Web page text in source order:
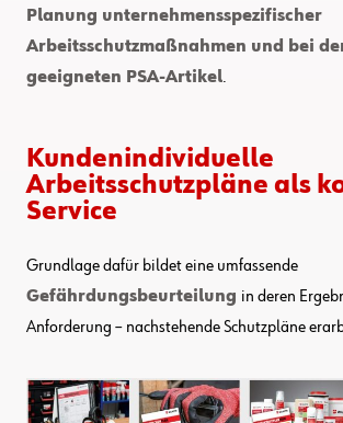
Planung unternehmensspezifischer
Arbeitsschutzmaßnahmen und bei
geeigneten PSA-Artikel.
Kundenindividuelle
Arbeitsschutzpläne als
Service
Grundlage dafür bildet eine umfassende
Gefährdungsbeurteilung in deren
Anforderung – nachstehende Schutzpläne